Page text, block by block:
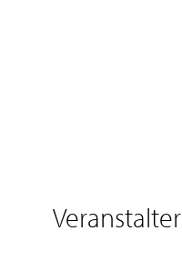
Veranstalter